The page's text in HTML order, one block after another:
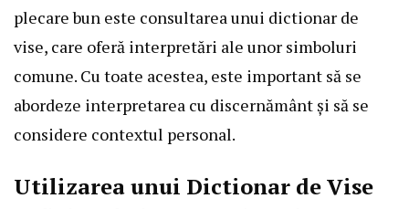
plecare bun este consultarea unui dictionar de
vise, care oferă interpretări ale unor simboluri
comune. Cu toate acestea, este important să se
abordeze interpretarea cu discernământ și să se
considere contextul personal.
Utilizarea unui Dictionar de Vise